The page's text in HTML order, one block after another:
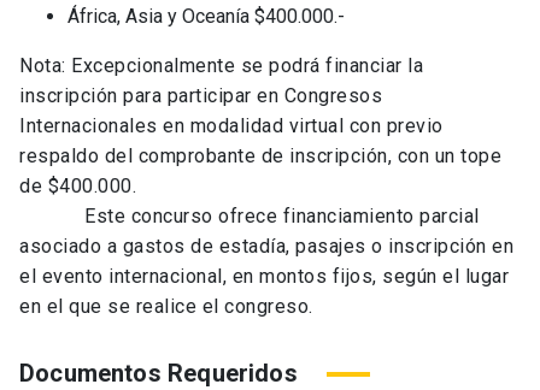
África, Asia y Oceanía $400.000.-
Nota: Excepcionalmente se podrá financiar la
inscripción para participar en Congresos
Internacionales en modalidad virtual con previo
respaldo del comprobante de inscripción, con un tope
de $400.000.
Este concurso ofrece financiamiento parcial
asociado a gastos de estadía, pasajes o inscripción en
el evento internacional, en montos fijos, según el lugar
en el que se realice el congreso.
Documentos Requeridos